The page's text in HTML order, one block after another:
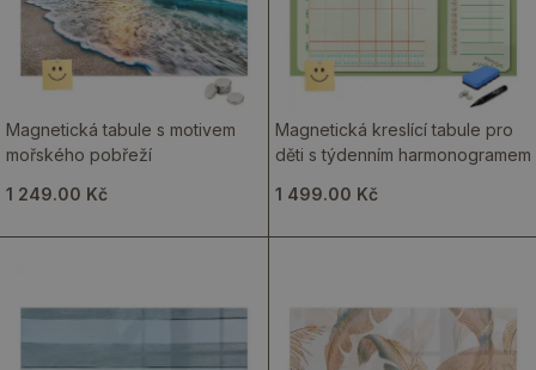
Magnetická tabule s motivem
mořského pobřeží
1 249.00 Kč
Magnetická kreslící tabule pro
děti s týdenním harmonogramem
1 499.00 Kč